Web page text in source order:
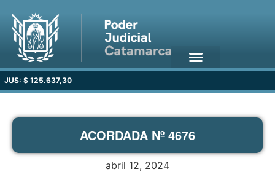
JUS: $ 125.637,30
ACORDADA Nº 4676
abril 12, 2024